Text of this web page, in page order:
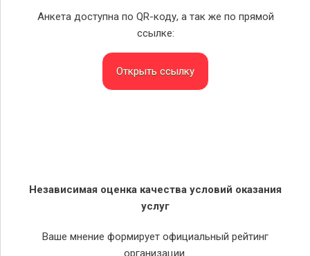
Анкета доступна по QR-коду, а так же по прямой
ссылке:
Открыть ссылку
Независимая оценка качества условий оказания
услуг
Ваше мнение формирует официальный рейтинг
организации.